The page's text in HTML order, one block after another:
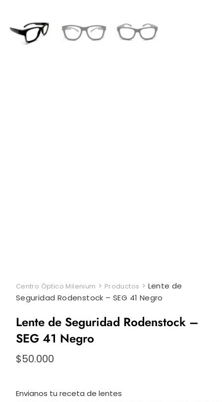
Centro Óptico Milenium > Productos > Lente de
Seguridad Rodenstock – SEG 41 Negro
Lente de Seguridad Rodenstock –
SEG 41 Negro
$50.000
Envianos tu receta de lentes